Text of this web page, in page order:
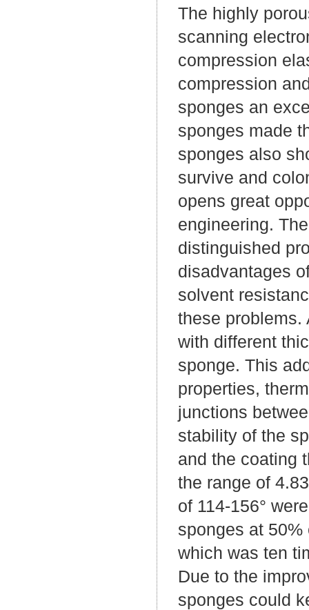
The highly
scanning
compression
compression
sponges an
sponges made
sponges also
survive and
opens great
engineering.
distinguished
disadvantages
solvent
these problems.
with different
sponge. This
properties,
junctions
stability of the
and the coating
the range of
of 114-156°
sponges at
which was ten
Due to the
sponges could